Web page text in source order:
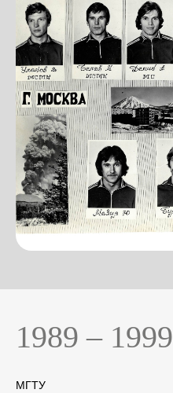
1989 – 1999
МГТУ